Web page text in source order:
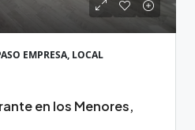
EMPRESA, LOCAL
en los Menores,